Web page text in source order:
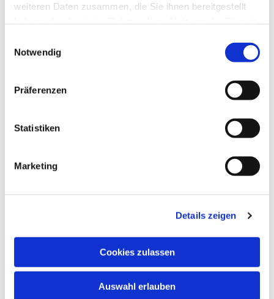
weiteren Daten zusammen, die Sie ihnen bereitgestellt
Notwendig
Präferenzen
Statistiken
Marketing
Details zeigen
Cookies zulassen
Auswahl erlauben